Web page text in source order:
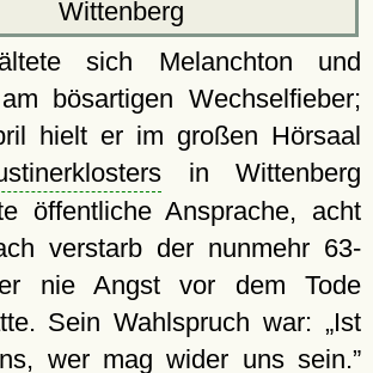
Wittenberg
sich Melanchton und
bösartigen Wechselfieber;
hielt er im großen Hörsaal
in Wittenberg
öffentliche Ansprache, acht
verstarb der nunmehr 63-
nie Angst vor dem Tode
Sein Wahlspruch war:
Ist
wer mag wider uns sein.